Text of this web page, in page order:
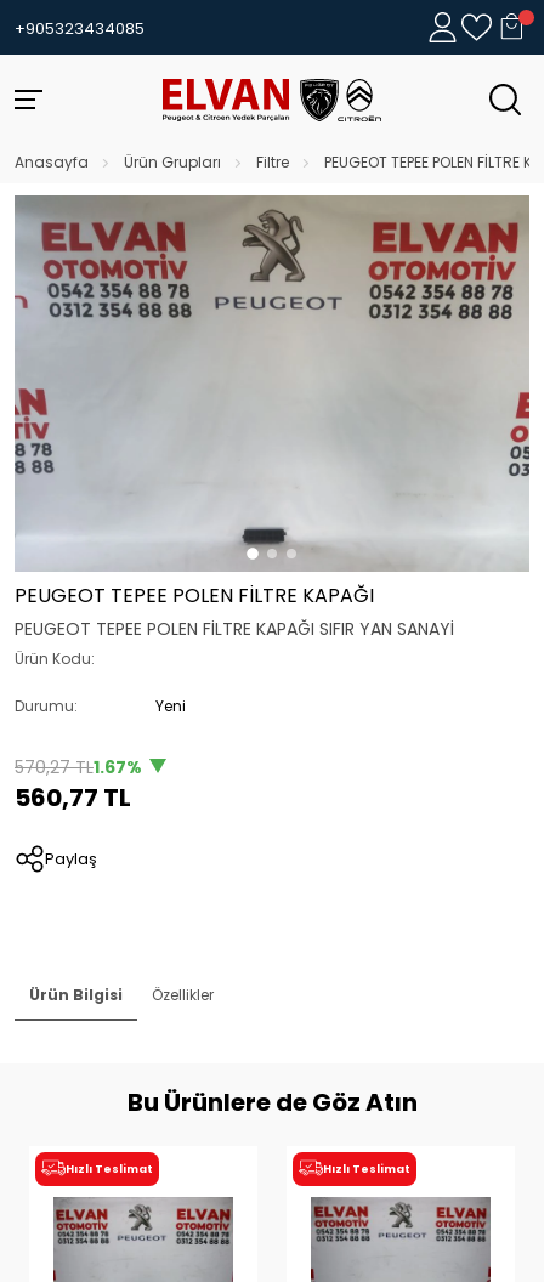
+905323434085
Anasayfa Ürün Grupları Filtre PEUGEOT TEPEE POLEN FİLTRE
PEUGEOT TEPEE POLEN FİLTRE KAPAĞI
PEUGEOT TEPEE POLEN FİLTRE KAPAĞI SIFIR YAN SANAYİ
Ürün Kodu:
Durumu: Yeni
570,27 TL1.67%
560,77 TL
Paylaş
Ürün Bilgisi Özellikler
Bu Ürünlere de Göz Atın
Hızlı Teslimat Hızlı Teslimat